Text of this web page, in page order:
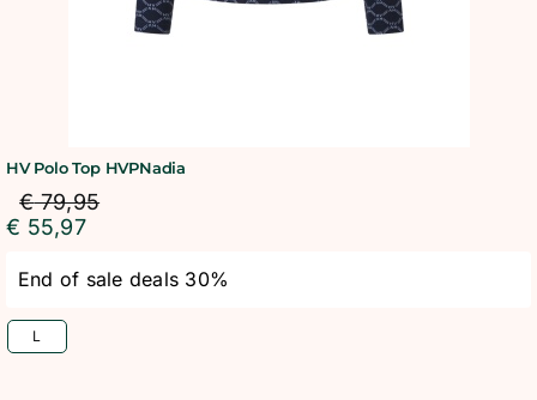
HV Polo Top HVPNadia
€79,95
€ 55,97
End of sale deals 30%
L